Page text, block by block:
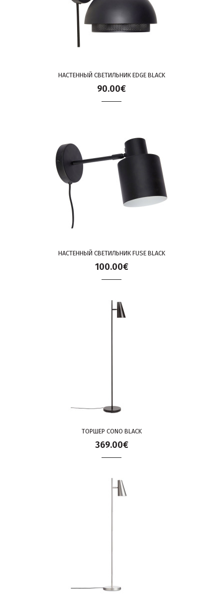
НАСТЕННЫЙ СВЕТИЛЬНИК EDGE BLACK
90.00€
НАСТЕННЫЙ СВЕТИЛЬНИК FUSE BLACK
100.00€
ТОРШЕР CONO BLACK
369.00€